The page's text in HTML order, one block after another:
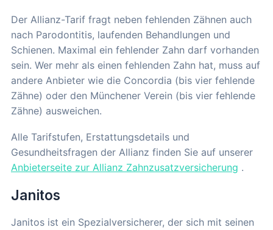
Der Allianz-Tarif fragt neben fehlenden Zähnen auch
nach Parodontitis, laufenden Behandlungen und
Schienen. Maximal ein fehlender Zahn darf vorhanden
sein. Wer mehr als einen fehlenden Zahn hat, muss auf
andere Anbieter wie die Concordia (bis vier fehlende
Zähne) oder den Münchener Verein (bis vier fehlende
Zähne) ausweichen.
Alle Tarifstufen, Erstattungsdetails und
Gesundheitsfragen der Allianz finden Sie auf unserer
Anbieterseite zur Allianz Zahnzusatzversicherung .
Janitos
Janitos ist ein Spezialversicherer, der sich mit seinen